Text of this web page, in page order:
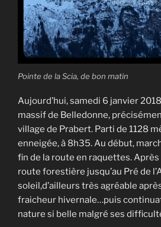
Pointe de la Scia, de bon matin
Aujourd’hui, samedi 6 janvier
massif de Belledonne,
village de Prabert. Parti de 1128
enneigée, à 8h35. Au début,
fin de la route en raquettes.
route forestière jusqu’au Pré de
soleil,d’ailleurs très agréable
fraicheur hivernale…puis
nature si belle malgré ses